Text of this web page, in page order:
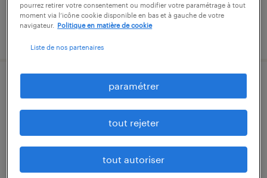
aide boucher (f/h)
roëzé-sur-sarthe, sarthe
intérim
pourrez retirer votre consentement ou modifier votre paramétrage à tout
moment via l’icône cookie disponible en bas et à gauche de votre
navigateur.
Politique en matière de cookie
Liste de nos partenaires
paramétrer
tout rejeter
tout autoriser